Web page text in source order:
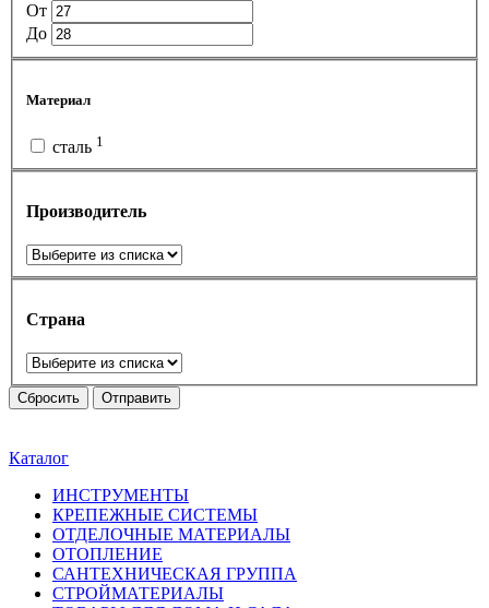
От
До
Материал
сталь 1
Производитель
Страна
Сбросить Отправить
Каталог
ИНСТРУМЕНТЫ
КРЕПЕЖНЫЕ СИСТЕМЫ
ОТДЕЛОЧНЫЕ МАТЕРИАЛЫ
ОТОПЛЕНИЕ
САНТЕХНИЧЕСКАЯ ГРУППА
СТРОЙМАТЕРИАЛЫ